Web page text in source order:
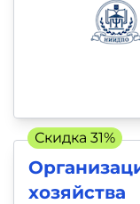
хозяйства
Скидка 31%